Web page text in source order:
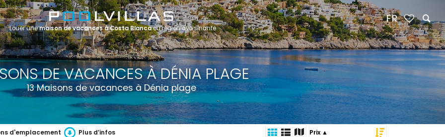
DE VACANCES À DÉNIA PLAGE
13 Maisons de vacances à Dénia plage
d'emplacement Plus d’infos
Louer unemaison de vacances à Costa Blancaou région avoisinante
FR